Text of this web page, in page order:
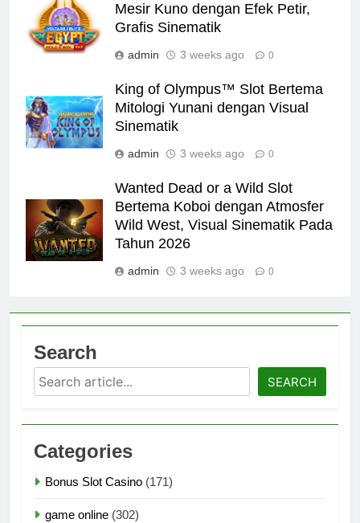
Mesir Kuno dengan Efek Petir,
Grafis Sinematik
admin 3 weeks ago 0
King of Olympus™ Slot Bertema
Mitologi Yunani dengan Visual
Sinematik
admin 3 weeks ago 0
Wanted Dead or a Wild Slot
Bertema Koboi dengan Atmosfer
Wild West, Visual Sinematik Pada
Tahun 2026
admin 3 weeks ago 0
Search
Search SEARCH
Categories
Bonus Slot Casino (171)
game online (302)